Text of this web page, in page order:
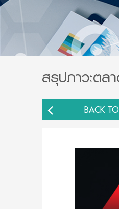
สรุปภาวะตล
BACK